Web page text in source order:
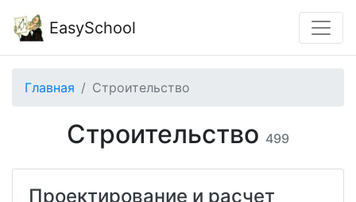
EasySchool
Главная Строительство
Строительство 499
Проектирование и расчет